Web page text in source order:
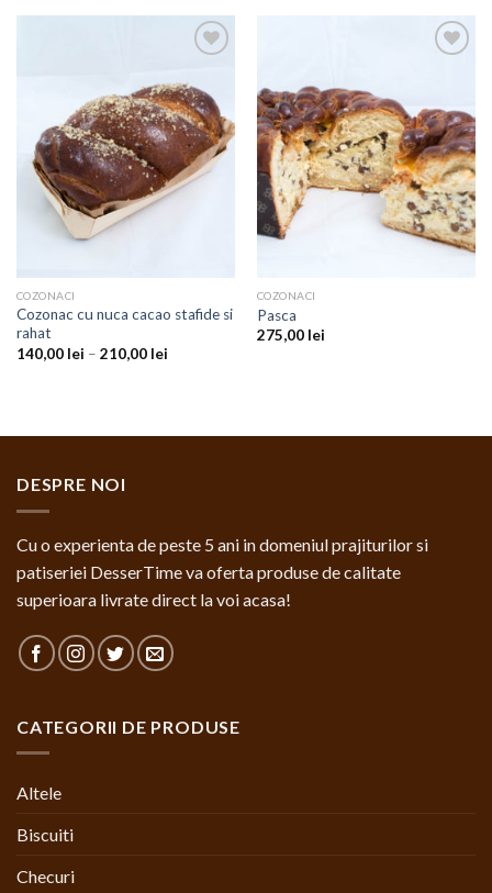
Wishlist
COZONACI
Cozonac cu nuca cacao stafide si
rahat
140,00 lei – 210,00 lei
COZONACI
Pasca
275,00 lei
DESPRE NOI
Cu o experienta de peste 5 ani in domeniul prajiturilor si
patiseriei DesserTime va oferta produse de calitate
superioara livrate direct la voi acasa!
CATEGORII DE PRODUSE
Altele
Biscuiti
Checuri